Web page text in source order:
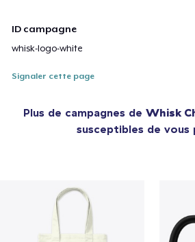
ID campagne
whisk-logo-white
Signaler cette page
Plus de campagnes de Whisk
susceptibles de vous